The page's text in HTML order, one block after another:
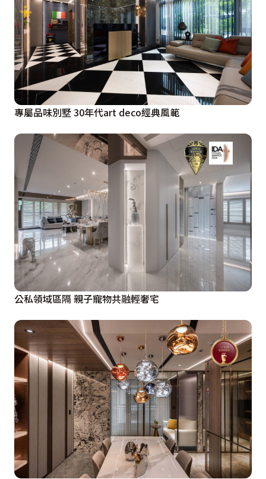
專屬品味別墅 30年代art deco經典風範
公私領域區隔 親子寵物共融輕奢宅